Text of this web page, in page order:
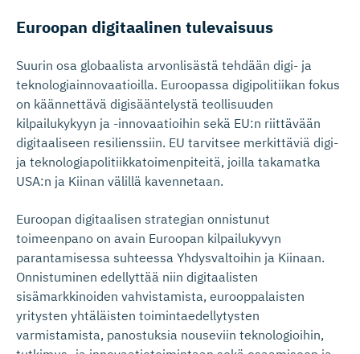
Euroopan digitaalinen tulevaisuus
Suurin osa globaalista arvonlisästä tehdään digi- ja
teknologiainnovaatioilla. Euroopassa digipolitiikan fokus
on käännettävä digisääntelystä teollisuuden
kilpailukykyyn ja -innovaatioihin sekä EU:n riittävään
digitaaliseen resilienssiin. EU tarvitsee merkittäviä digi-
ja teknologiapolitiikkatoimenpiteitä, joilla takamatka
USA:n ja Kiinan välillä kavennetaan.
Euroopan digitaalisen strategian onnistunut
toimeenpano on avain Euroopan kilpailukyvyn
parantamisessa suhteessa Yhdysvaltoihin ja Kiinaan.
Onnistuminen edellyttää niin digitaalisten
sisämarkkinoiden vahvistamista, eurooppalaisten
yritysten yhtäläisten toimintaedellytysten
varmistamista, panostuksia nouseviin teknologioihin,